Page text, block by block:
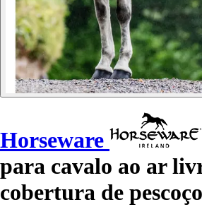
Horseware
para cavalo ao ar
cobertura de